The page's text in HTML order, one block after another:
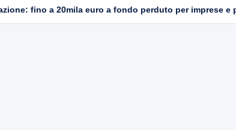
fino a 20mila euro a fondo perduto per imprese e